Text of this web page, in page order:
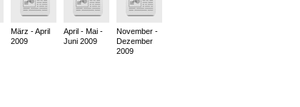
März - April
2009
April - Mai -
Juni 2009
November -
Dezember
2009